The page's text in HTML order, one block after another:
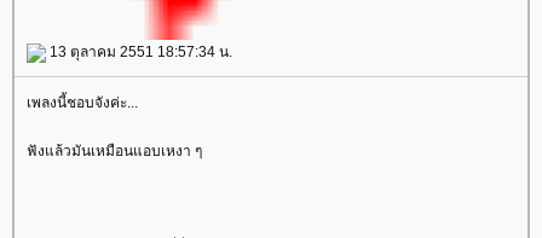
13 ตุลาคม 2551 18:57:34 น.
เพลงนี้ชอบจังค่ะ...
ฟังแล้วมันเหมือนแอบเหงา ๆ